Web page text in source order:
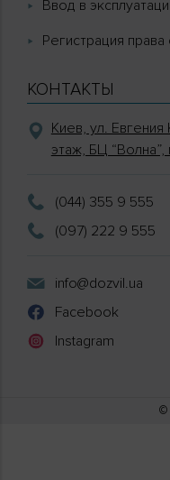
Ввод в
Регистрация
КОНТАКТЫ
Киев, ул.
этаж, БЦ
(044) 355 9 555
(097) 222 9 555
info@dozvil.ua
Facebook
Instagram
©